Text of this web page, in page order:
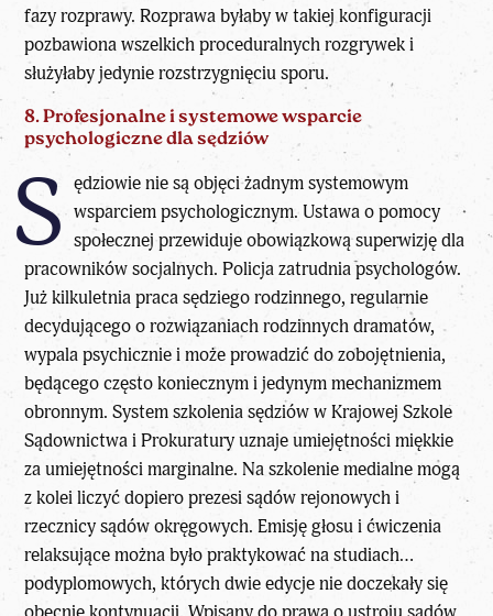
fazy rozprawy. Rozprawa byłaby w takiej konfiguracji
pozbawiona wszelkich proceduralnych rozgrywek i
służyłaby jedynie rozstrzygnięciu sporu.
8. Profesjonalne i systemowe wsparcie
psychologiczne dla sędziów
S ędziowie nie są objęci żadnym systemowym
wsparciem psychologicznym. Ustawa o pomocy
społecznej przewiduje obowiązkową superwizję dla
pracowników socjalnych. Policja zatrudnia psychologów.
Już kilkuletnia praca sędziego rodzinnego, regularnie
decydującego o rozwiązaniach rodzinnych dramatów,
wypala psychicznie i może prowadzić do zobojętnienia,
będącego często koniecznym i jedynym mechanizmem
obronnym. System szkolenia sędziów w Krajowej Szkole
Sądownictwa i Prokuratury uznaje umiejętności miękkie
za umiejętności marginalne. Na szkolenie medialne mogą
z kolei liczyć dopiero prezesi sądów rejonowych i
rzecznicy sądów okręgowych. Emisję głosu i ćwiczenia
relaksujące można było praktykować na studiach…
podyplomowych, których dwie edycje nie doczekały się